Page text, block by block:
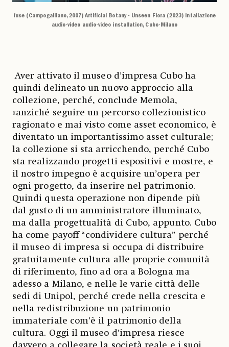
fuse (Campogalliano, 2007) Artificial Botany - Unseen Flora (2023) Intallazione
audio-video audio-video installation, Cubo-Milano
Aver attivato il museo d’impresa Cubo ha
quindi delineato un nuovo approccio alla
collezione, perché, conclude Memola,
«anziché seguire un percorso collezionistico
ragionato e mai visto come asset economico, è
diventato un importantissimo asset culturale;
la collezione si sta arricchendo, perché Cubo
sta realizzando progetti espositivi e mostre, e
il nostro impegno è acquisire un’opera per
ogni progetto, da inserire nel patrimonio.
Quindi questa operazione non dipende più
dal gusto di un amministratore illuminato,
ma dalla progettualità di Cubo, appunto. Cubo
ha come payoff “condividere cultura” perché
il museo di impresa si occupa di distribuire
gratuitamente cultura alle proprie comunità
di riferimento, fino ad ora a Bologna ma
adesso a Milano, e nelle le varie città delle
sedi di Unipol, perché crede nella crescita e
nella redistribuzione un patrimonio
immateriale com’è il patrimonio della
cultura. Oggi il museo d’impresa riesce